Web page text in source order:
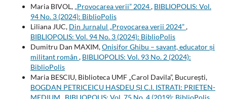
Maria BIVOL, „Provocarea verii” 2024, BIBLIOPOLIS: Vol.
94 No. 3 (2024): BiblioPolis
Liliana JUC, Din Jurnalul „Provocarea verii 2024”,
BIBLIOPOLIS: Vol. 94 No. 3 (2024): BiblioPolis
Dumitru Dan MAXIM,Onisifor Ghibu – savant, educator și
militant român , BIBLIOPOLIS: Vol. 93 No. 2 (2024):
BiblioPolis
Maria BESCIU, Biblioteca UMF „Carol Davila”, București,
BOGDAN PETRICEICU HASDEU ȘI C.I. ISTRATI: PRIETEN-